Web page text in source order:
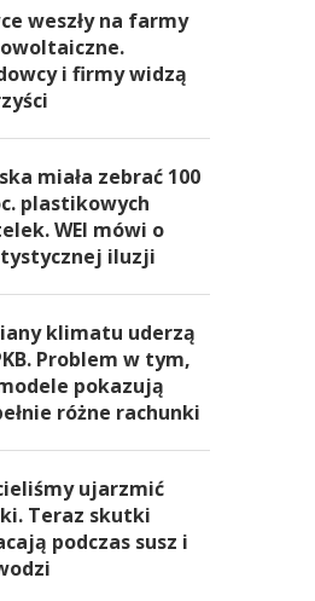
weszły na farmy
i firmy widzą
miała zebrać 100
plastikowych
WEI mówi o
iluzji
klimatu uderzą
Problem w tym,
pokazują
różne rachunki
ujarzmić
Teraz skutki
podczas susz i